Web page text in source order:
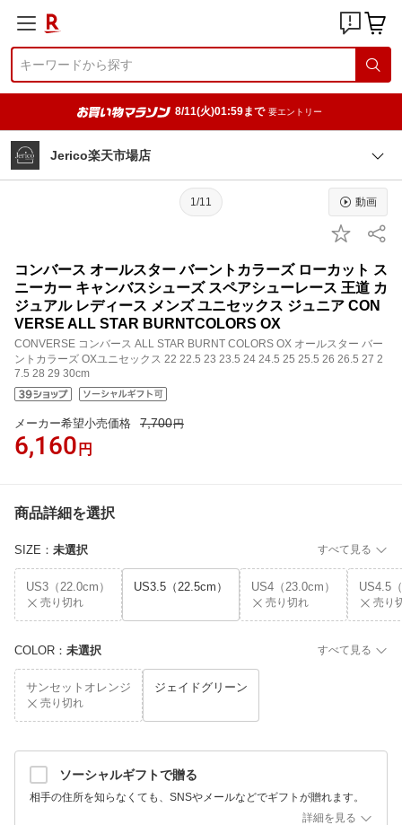
8/11(火)01:59まで 要エントリー
Jerico楽天市場店
1/11 動画
コンバース オールスター バーントカラーズ ローカット ス
ニーカー キャンバスシューズ スペアシューレース 王道 カ
ジュアル レディース メンズ ユニセックス ジュニア CON
VERSE ALL STAR BURNTCOLORS OX
CONVERSE コンバース ALL STAR BURNT COLORS OX オールスター バー
ントカラーズ OXユニセックス 22 22.5 23 23.5 24 24.5 25 25.5 26 26.5 27 2
7.5 28 29 30cm
メーカー希望小売価格 7,700円
6,160 円
商品詳細を選択
SIZE ： 未選択 すべて見る
US3（22.0cm）
売り切れ
US3.5（22.5cm） US4（23.0cm）
売り切れ
US4.5
売り
COLOR ： 未選択 すべて見る
サンセットオレンジ
売り切れ
ジェイドグリーン
ソーシャルギフトで贈る
相手の住所を知らなくても、SNSやメールなどでギフトが贈れます。
詳細を見る